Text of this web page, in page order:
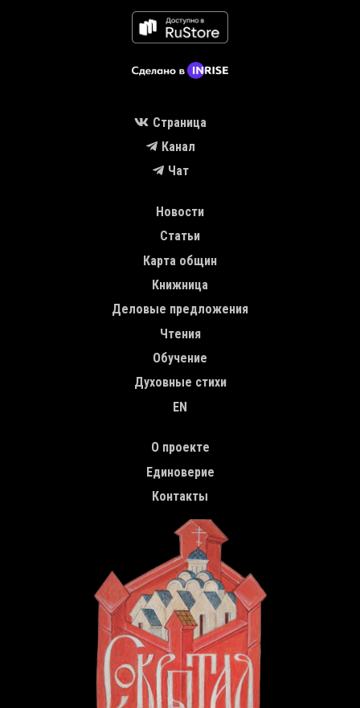
Страница
Канал
Чат
Новости
Статьи
Карта общин
Книжница
Деловые предложения
Чтения
Обучение
Духовные стихи
EN
О проекте
Единоверие
Контакты